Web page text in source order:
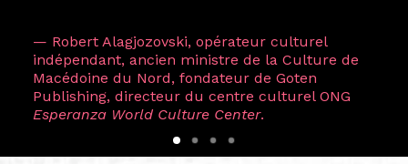
— Robert Alagjozovski, opérateur culturel
indépendant, ancien ministre de la Culture de
Macédoine du Nord, fondateur de Goten
Publishing, directeur du centre culturel ONG
Esperanza World Culture Center.